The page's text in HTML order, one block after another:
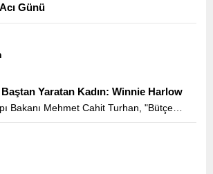
Günü
Baştan Yaratan Kadın: Winnie Harlow
Bakanı Mehmet Cahit Turhan, "Bütçe
özelliklerinin yanı sıra ülkemizin